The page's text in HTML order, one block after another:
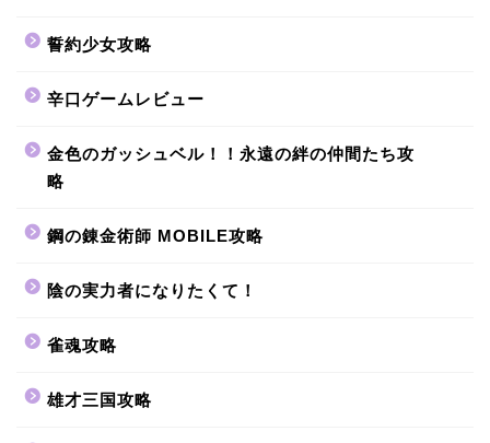
誓約少女攻略
辛口ゲームレビュー
金色のガッシュベル！！永遠の絆の仲間たち攻
略
鋼の錬金術師 MOBILE攻略
陰の実力者になりたくて！
雀魂攻略
雄才三国攻略